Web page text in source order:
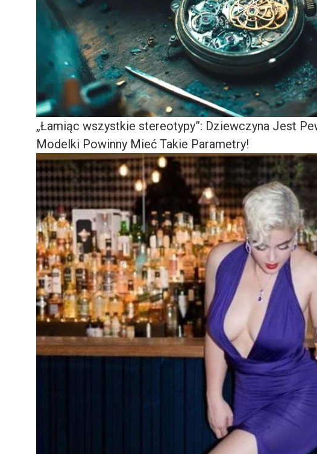
„Łamiąc wszystkie stereotypy”: Dziewczyna Jest
Modelki Powinny Mieć Takie Parametry!